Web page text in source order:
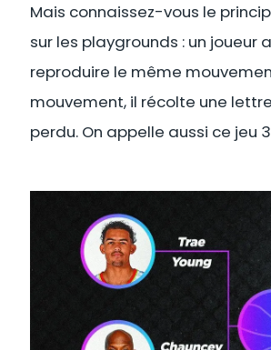
Mais connaissez-vous le
sur les playgrounds : un joueur
reproduire le même
mouvement, il récolte une
perdu. On appelle aussi ce jeu